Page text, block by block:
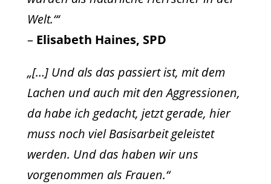
Welt.“‘
– Elisabeth Haines, SPD
„[…] Und als das passiert ist, mit dem
Lachen und auch mit den Aggressionen,
da habe ich gedacht, jetzt gerade, hier
muss noch viel Basisarbeit geleistet
werden. Und das haben wir uns
vorgenommen als Frauen.“